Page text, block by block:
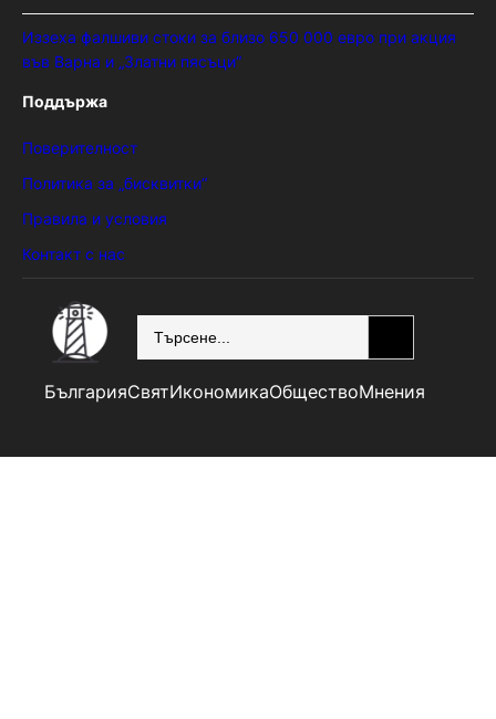
Иззеха фалшиви стоки за близо 650 000 евро при акция
във Варна и „Златни пясъци“
Поддържа
Поверителност
Политика за „бисквитки“
Правила и условия
Контакт с нас
БългарияСвятИкономикаОбществоМнения